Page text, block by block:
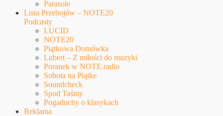
Parasole
Lista Przebojów – NOTE20
Podcasty
LUCID
NOTE20
Piątkowa Domówka
Lubert – Z miłości do muzyki
Poranek w NOTE.radio
Sobota na Piątke
Soundcheck
Spod Taśmy
Pogaduchy o klasykach
Reklama